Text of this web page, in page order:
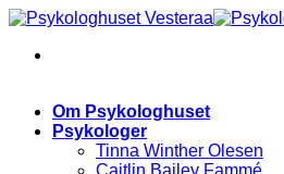
Skip
content
Om Psykologhuset
Psykologer
Tinna Winther Olesen
Caitlin Bailey Fammé